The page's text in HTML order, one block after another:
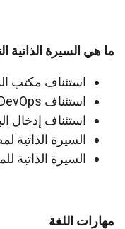
ما هي السيرة الذاتية
استئناف مكتب
استئناف DevOps
استئناف إدخال
السيرة الذاتية
السيرة الذاتية
مهارات اللغة